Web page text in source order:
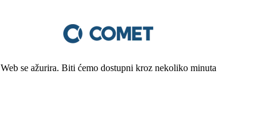
Web se ažurira. Biti ćemo dostupni kroz nekoliko minuta